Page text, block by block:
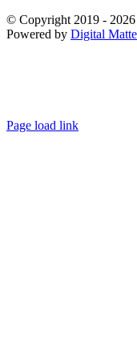
© Copyright 2019 -
Powered by Digital
Page load link